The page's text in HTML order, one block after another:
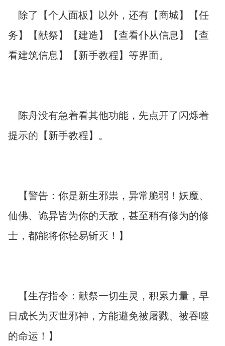
除了【个人面板】以外，还有【商城】【任
务】【献祭】【建造】【查看仆从信息】【查
看建筑信息】【新手教程】等界面。
陈舟没有急着看其他功能，先点开了闪烁着
提示的【新手教程】。
【警告：你是新生邪祟，异常脆弱！妖魔、
仙佛、诡异皆为你的天敌，甚至稍有修为的修
士，都能将你轻易斩灭！】
【生存指令：献祭一切生灵，积累力量，早
日成长为灭世邪神，方能避免被屠戮、被吞噬
的命运！】